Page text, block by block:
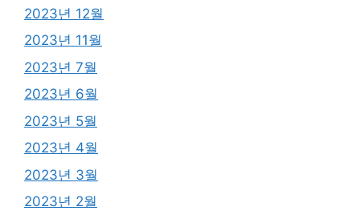
2023년 12월
2023년 11월
2023년 7월
2023년 6월
2023년 5월
2023년 4월
2023년 3월
2023년 2월